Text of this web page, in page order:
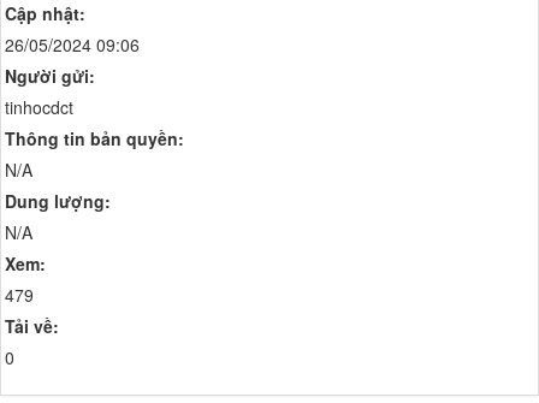
Cập nhật:
26/05/2024 09:06
Người gửi:
tinhocdct
Thông tin bản quyền:
N/A
Dung lượng:
N/A
Xem:
479
Tải về:
0